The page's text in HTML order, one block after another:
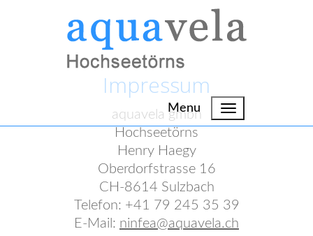
Menu
Impressum
aquavela gmbh
Hochseetörns
Henry Haegy
Oberdorfstrasse 16
CH-8614 Sulzbach
Telefon: +41 79 245 35 39
E-Mail: ninfea@aquavela.ch